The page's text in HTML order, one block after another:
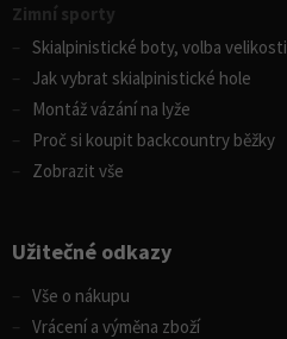
Zimní sporty
Skialpinistické boty, volba velikosti
Jak vybrat skialpinistické hole
Montáž vázání na lyže
Proč si koupit backcountry běžky
Zobrazit vše
Užitečné odkazy
Vše o nákupu
Vrácení a výměna zboží